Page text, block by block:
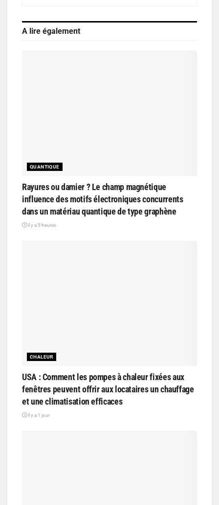
A lire également
QUANTIQUE
Rayures ou damier ? Le champ magnétique
influence des motifs électroniques concurrents
dans un matériau quantique de type graphène
il y a 5 heures
CHALEUR
USA : Comment les pompes à chaleur fixées aux
fenêtres peuvent offrir aux locataires un chauffage
et une climatisation efficaces
il y a 1 jour